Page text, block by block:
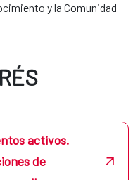
y la Comunidad
activos.
de